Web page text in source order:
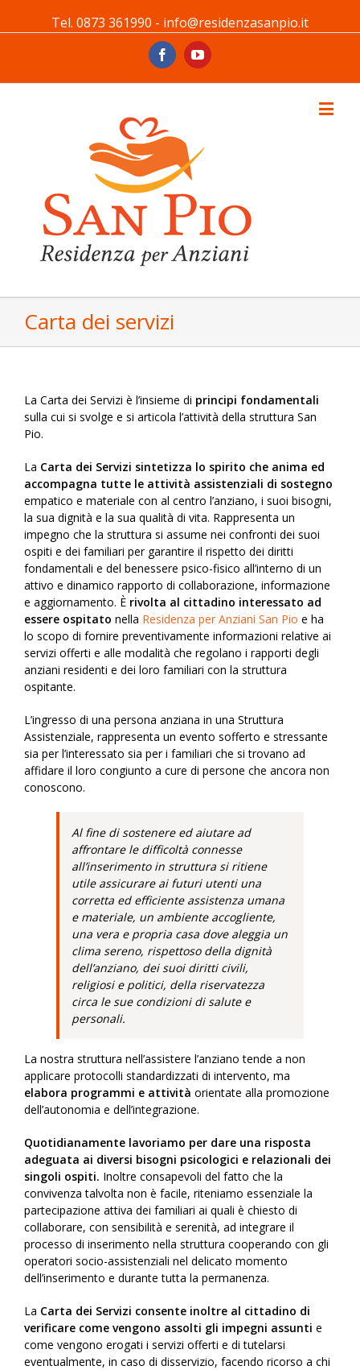
Tel. 0873 361990 - info@residenzasanpio.it
FacebookYoutube
Carta dei servizi
La Carta dei Servizi è l’insieme di principi fondamentali
sulla cui si svolge e si articola l’attività della struttura San
Pio.
La Carta dei Servizi sintetizza lo spirito che anima ed
accompagna tutte le attività assistenziali di sostegno
empatico e materiale con al centro l’anziano, i suoi bisogni,
la sua dignità e la sua qualità di vita. Rappresenta un
impegno che la struttura si assume nei confronti dei suoi
ospiti e dei familiari per garantire il rispetto dei diritti
fondamentali e del benessere psico-fisico all’interno di un
attivo e dinamico rapporto di collaborazione, informazione
e aggiornamento. È rivolta al cittadino interessato ad
essere ospitato nella Residenza per Anziani San Pio e ha
lo scopo di fornire preventivamente informazioni relative ai
servizi offerti e alle modalità che regolano i rapporti degli
anziani residenti e dei loro familiari con la struttura
ospitante.
L’ingresso di una persona anziana in una Struttura
Assistenziale, rappresenta un evento sofferto e stressante
sia per l’interessato sia per i familiari che si trovano ad
affidare il loro congiunto a cure di persone che ancora non
conoscono.
Al fine di sostenere ed aiutare ad
affrontare le difficoltà connesse
all’inserimento in struttura si ritiene
utile assicurare ai futuri utenti una
corretta ed efficiente assistenza umana
e materiale, un ambiente accogliente,
una vera e propria casa dove aleggia un
clima sereno, rispettoso della dignità
dell’anziano, dei suoi diritti civili,
religiosi e politici, della riservatezza
circa le sue condizioni di salute e
personali.
La nostra struttura nell’assistere l’anziano tende a non
applicare protocolli standardizzati di intervento, ma
elabora programmi e attività orientate alla promozione
dell’autonomia e dell’integrazione.
Quotidianamente lavoriamo per dare una risposta
adeguata ai diversi bisogni psicologici e relazionali dei
singoli ospiti. Inoltre consapevoli del fatto che la
convivenza talvolta non è facile, riteniamo essenziale la
partecipazione attiva dei familiari ai quali è chiesto di
collaborare, con sensibilità e serenità, ad integrare il
processo di inserimento nella struttura cooperando con gli
operatori socio-assistenziali nel delicato momento
dell’inserimento e durante tutta la permanenza.
La Carta dei Servizi consente inoltre al cittadino di
verificare come vengono assolti gli impegni assunti e
come vengono erogati i servizi offerti e di tutelarsi
eventualmente, in caso di disservizio, facendo ricorso a chi